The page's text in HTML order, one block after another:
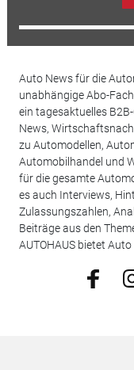
Auto News für die
unabhängige Abo-
ein tagesaktuelles
News,
zu Automodellen,
Automobilhandel und
für die gesamte
es auch Interviews,
Zulassungszahlen,
Beiträge aus den
AUTOHAUS bietet